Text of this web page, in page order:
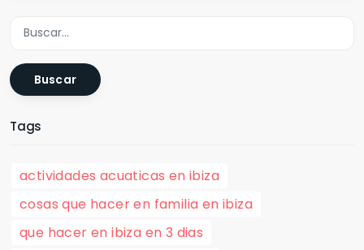
Buscar
Tags
actividades acuaticas en ibiza
cosas que hacer en familia en ibiza
que hacer en ibiza en 3 dias